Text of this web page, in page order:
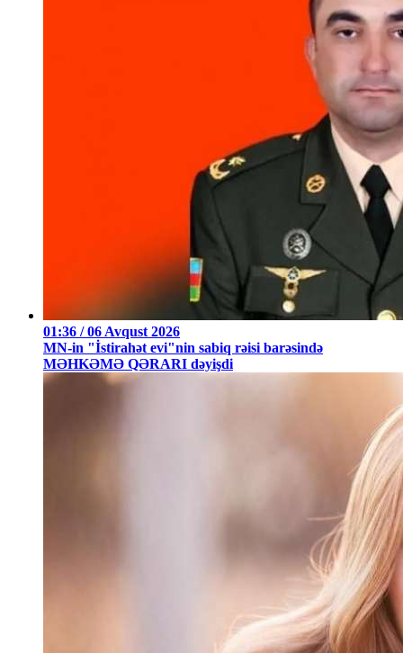
01:36 / 06 Avqust 2026
MN-in "İstirahət evi"nin sabiq rəisi barəsində
MƏHKƏMƏ QƏRARI dəyişdi